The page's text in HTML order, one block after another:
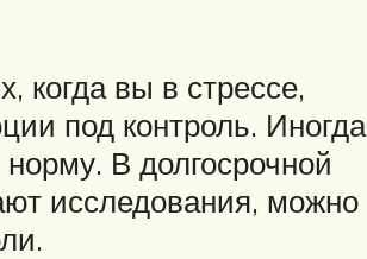
когда вы в стрессе,
под контроль. Иногда
В долгосрочной
исследования, можно